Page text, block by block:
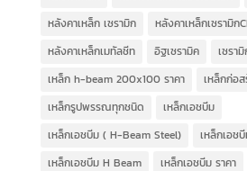
หลังคาเหล็ก เซรามิก
หลังคาเหล็กเซรามิก
หลังคาเหล็กเมทัลชีท
อิฐเซรามิค เซรา
เหล็ก h-beam 200x100 ราคา
เหล็กก่อส
เหล็กรูปพรรณทุกชนิด
เหล็กเอชบีม
เหล็กเอชบีม ( H-Beam Steel)
เหล็กเอช
เหล็กเอชบีม H Beam
เหล็กเอชบีม ราคา